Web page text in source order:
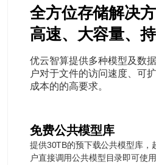
全方位存储解决
高速、大容量、
优云智算提供多种模型及数
户对于文件的访问速度、可
成本的的高要求。
免费公共模型库
提供30TB的预下载公共模型库，
户直接调用公共模型目录即可使